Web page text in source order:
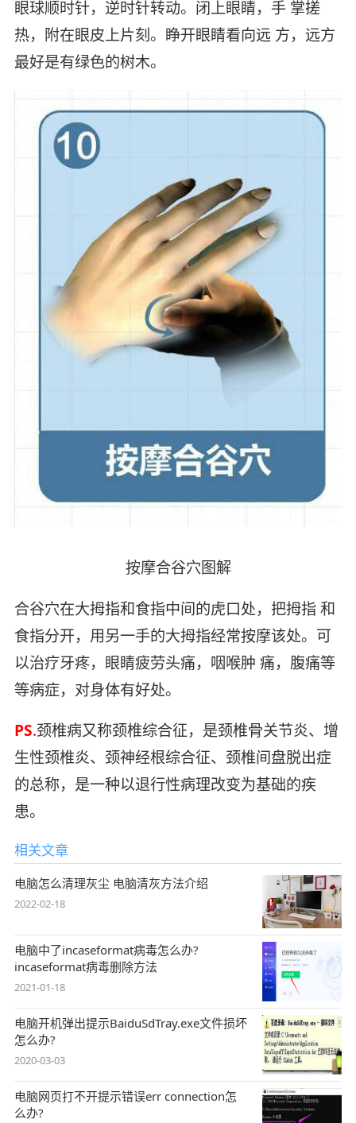
眼球顺时针，逆时针转动。闭上眼睛，手 掌搓
热，附在眼皮上片刻。睁开眼睛看向远 方，远方
最好是有绿色的树木。
按摩合谷穴图解
合谷穴在大拇指和食指中间的虎口处，把拇指 和
食指分开，用另一手的大拇指经常按摩该处。可
以治疗牙疼，眼睛疲劳头痛，咽喉肿 痛，腹痛等
等病症，对身体有好处。
PS.颈椎病又称颈椎综合征，是颈椎骨关节炎、增
生性颈椎炎、颈神经根综合征、颈椎间盘脱出症
的总称，是一种以退行性病理改变为基础的疾
患。
相关文章
电脑怎么清理灰尘 电脑清灰方法介绍
2022-02-18
电脑中了incaseformat病毒怎么办?
incaseformat病毒删除方法
2021-01-18
电脑开机弹出提示BaiduSdTray.exe文件损坏
怎么办?
2020-03-03
电脑网页打不开提示错误err connection怎
么办?